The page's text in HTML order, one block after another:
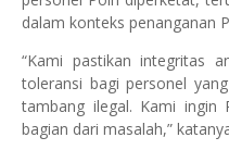
dalam konteks penanganan
“Kami pastikan integritas
toleransi bagi personel
tambang ilegal. Kami ingin
bagian dari masalah,”